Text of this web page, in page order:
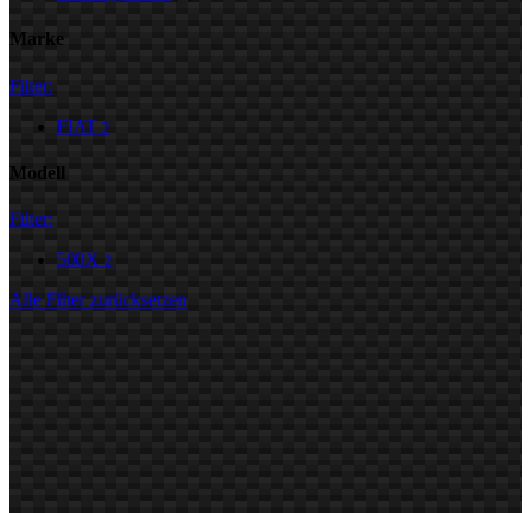
Marke
Filter:
FIAT 2
Modell
Filter:
500X 2
Alle Filter zurücksetzen